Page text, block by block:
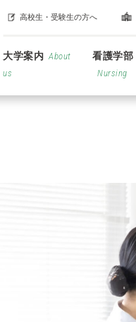
高校生・受験生の方へ
大学案内 About
us
看護学部
Nursing